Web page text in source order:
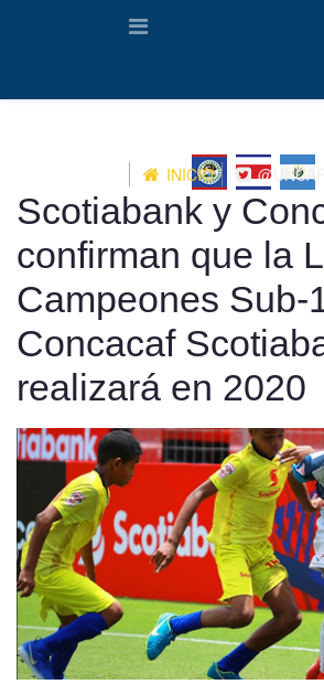
INICIO @UNCAF
Scotiabank y
confirman que la
Campeones Sub-
Concacaf
realizará en 2020